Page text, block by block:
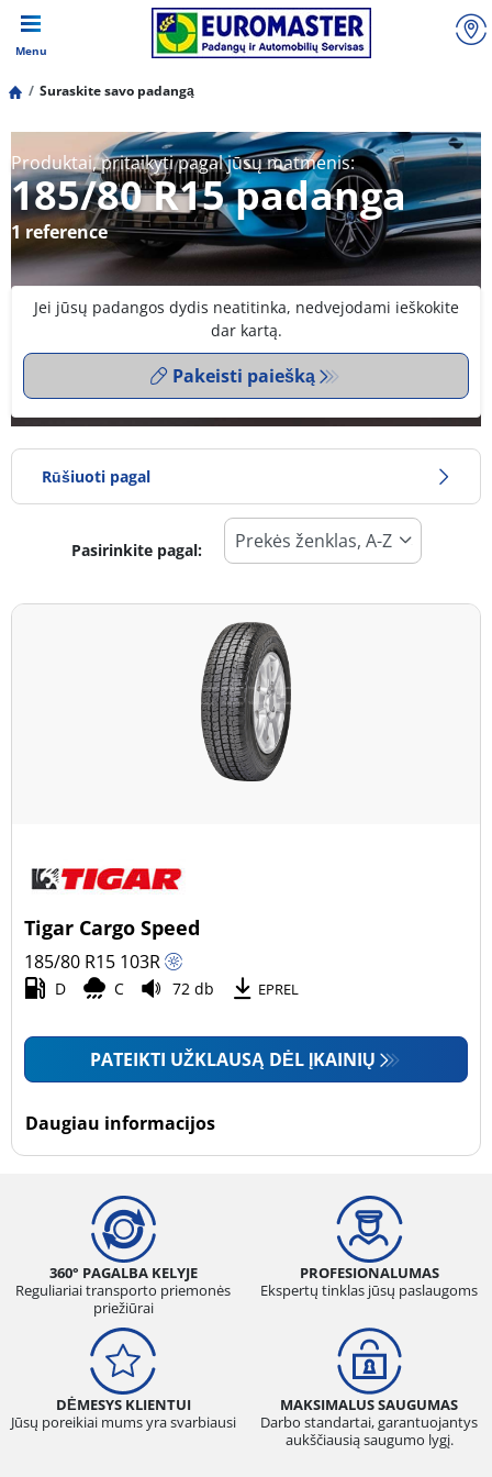
Menu
Suraskite savo padangą
Produktai, pritaikyti pagal jūsų matmenis:
185/80 R15 padanga
1 reference
Jei jūsų padangos dydis neatitinka, nedvejodami ieškokite
dar kartą.
Pakeisti paiešką
Rūšiuoti pagal
Padangos tipas
Visi tipai (1)
Lengvasis automobilis (0)
Mažas sunkvežimis (1)
Motociklas (0)
Padanga sustiprintomis sienelėmis
Daugiau parinkčių
Pasirinkite pagal:
Tigar Cargo Speed
185/80 R15 103R
D C 72 db EPREL
PATEIKTI UŽKLAUSĄ DĖL ĮKAINIŲ
Daugiau informacijos
360° PAGALBA KELYJE
Reguliariai transporto priemonės
priežiūrai
PROFESIONALUMAS
Ekspertų tinklas jūsų paslaugoms
DĖMESYS KLIENTUI
Jūsų poreikiai mums yra svarbiausi
MAKSIMALUS SAUGUMAS
Darbo standartai, garantuojantys
aukščiausią saugumo lygį.